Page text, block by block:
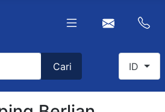
Cari ID